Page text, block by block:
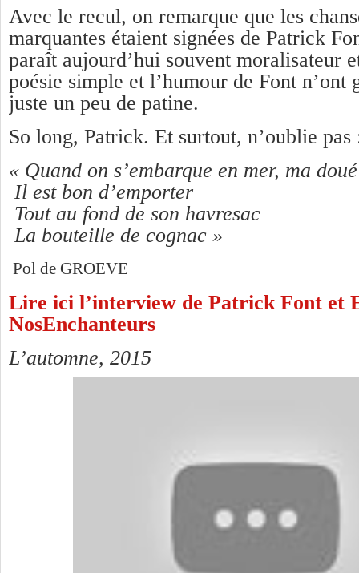
Avec le recul, on remarque que les
marquantes étaient signées de Patrick
paraît aujourd’hui souvent moralisateur
poésie simple et l’humour de Font n’ont
juste un peu de patine.
So long, Patrick. Et surtout, n’oublie pas
« Quand on s’embarque en mer, ma doué
Il est bon d’emporter
Tout au fond de son havresac
La bouteille de cognac »
Pol de GROEVE
Lire ici l’interview de Patrick Font et
NosEnchanteurs
L’automne, 2015